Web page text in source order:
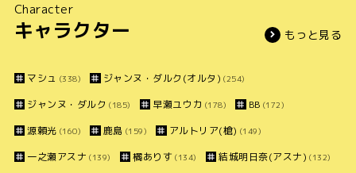
Character
キャラクター もっと見る
マシュ (338) ジャンヌ・ダルク(オルタ) (254)
ジャンヌ・ダルク (185) 早瀬ユウカ (178) BB (172)
源頼光 (160) 鹿島 (159) アルトリア(槍) (149)
一之瀬アスナ (139) 橘ありす (134) 結城明日奈(アスナ) (132)